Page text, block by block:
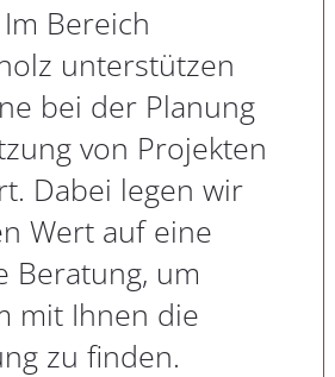
Bereich
unterstützen
bei der Planung
von Projekten
Dabei legen wir
Wert auf eine
Beratung, um
mit Ihnen die
zu finden.